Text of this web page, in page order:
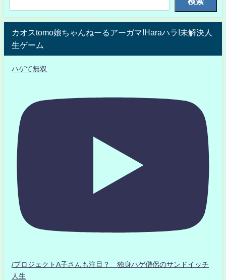
カオスtomo娘ちゃんねーるアーガマ!Haraハラ!未解決人
生ゲーム
ハゲて無双
/プロジェクトA子さんも注目？ 独身ハゲ僧侶のサンドイッチ
人生